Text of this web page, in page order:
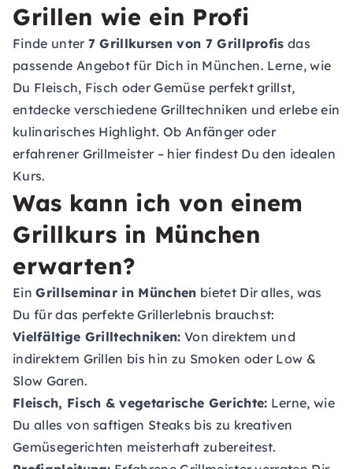
Grillen wie ein Profi
Finde unter 7 Grillkursen von 7 Grillprofis das
passende Angebot für Dich in München. Lerne, wie
Du Fleisch, Fisch oder Gemüse perfekt grillst,
entdecke verschiedene Grilltechniken und erlebe ein
kulinarisches Highlight. Ob Anfänger oder
erfahrener Grillmeister – hier findest Du den idealen
Kurs.
Was kann ich von einem
Grillkurs in München
erwarten?
EinGrillseminar in München bietet Dir alles, was
Du für das perfekte Grillerlebnis brauchst:
Vielfältige Grilltechniken: Von direktem und
indirektem Grillen bis hin zu Smoken oder Low &
Slow Garen.
Fleisch, Fisch & vegetarische Gerichte: Lerne, wie
Du alles von saftigen Steaks bis zu kreativen
Gemüsegerichten meisterhaft zubereitest.